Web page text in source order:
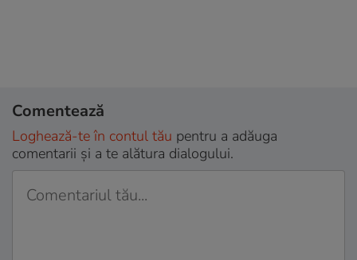
Comentează
Loghează-te în contul tău pentru a adăuga
comentarii și a te alătura dialogului.